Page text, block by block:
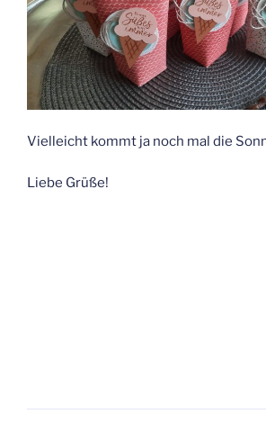
Vielleicht kommt ja noch mal die
Liebe Grüße!